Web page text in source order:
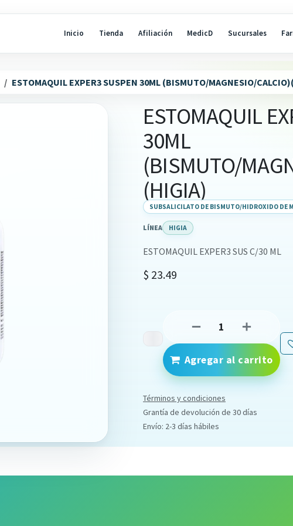
Inicio Tienda Afiliación MedicD Sucursales
ESTOMAQUIL EXPER3 SUSPEN 30ML (BISMUTO/MAGNESIO/
ESTOMAQUIL
30ML
(BISMUTO/
(HIGIA)
SUBSALICILATO DE BISMUTO/HIDROXIDO DE
LÍNEA HIGIA
ESTOMAQUIL EXPER3 SUS C/30 ML
$ 23.49
Agregar al carrito
Términos y condiciones
Grantía de devolución de 30 días
Envío: 2-3 días hábiles